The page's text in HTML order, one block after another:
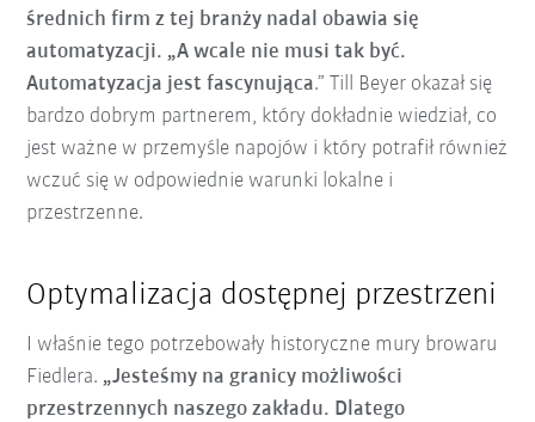
średnich firm z tej branży nadal obawia się
automatyzacji. „A wcale nie musi tak być.
Automatyzacja jest fascynująca.” Till Beyer okazał się
bardzo dobrym partnerem, który dokładnie wiedział, co
jest ważne w przemyśle napojów i który potrafił również
wczuć się w odpowiednie warunki lokalne i
przestrzenne.
Optymalizacja dostępnej przestrzeni
I właśnie tego potrzebowały historyczne mury browaru
Fiedlera. „Jesteśmy na granicy możliwości
przestrzennych naszego zakładu. Dlatego